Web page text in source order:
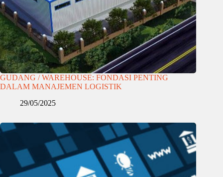
GUDANG / WAREHOUSE: FONDASI PENTING
DALAM MANAJEMEN LOGISTIK
29/05/2025